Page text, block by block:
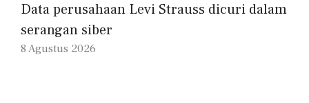
Data perusahaan Levi Strauss dicuri dalam
serangan siber
8 Agustus 2026